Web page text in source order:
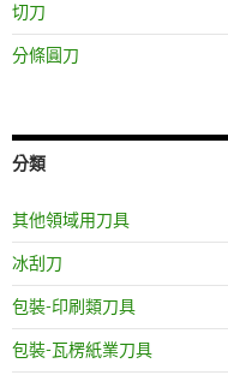
切刀
分條圓刀
分類
其他領域用刀具
冰刮刀
包裝-印刷類刀具
包裝-瓦楞紙業刀具